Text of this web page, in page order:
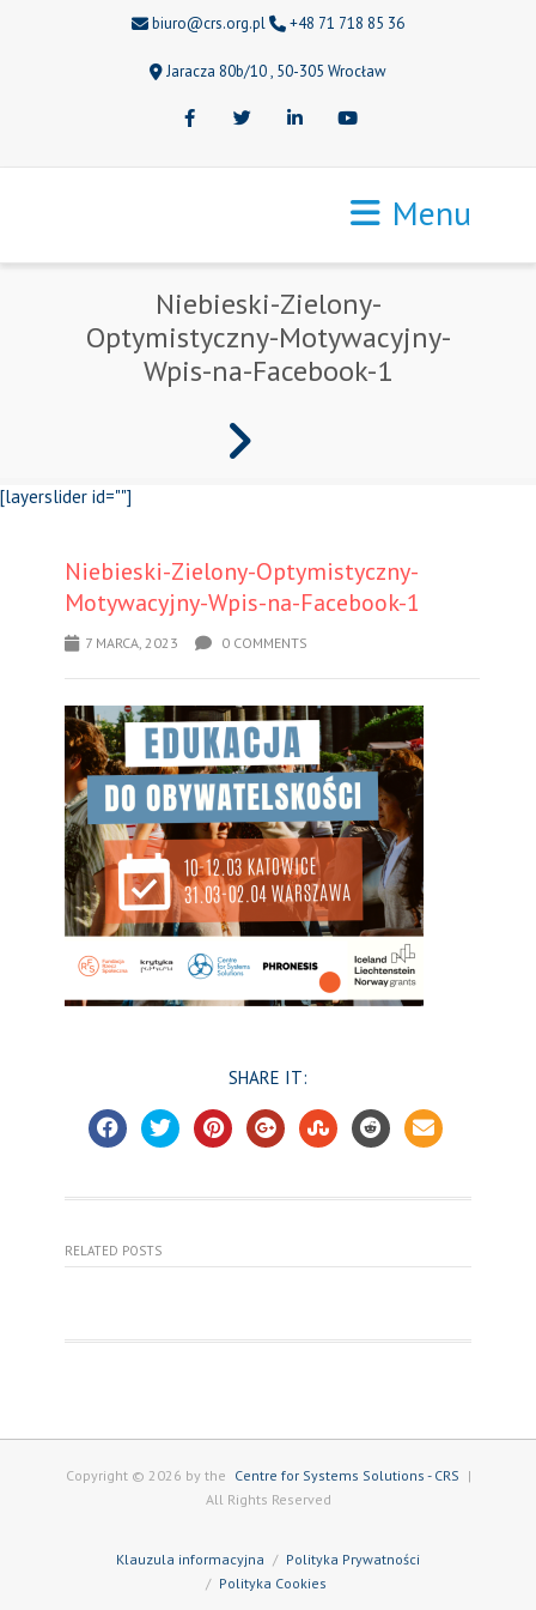
biuro@crs.org.pl +48 71 718 85 36
Jaracza 80b/10 , 50-305 Wrocław
FacebookTwitter LinkedInYoutube
Menu
Niebieski-Zielony-
Optymistyczny-Motywacyjny-
Wpis-na-Facebook-1
[layerslider id=""]
Niebieski-Zielony-Optymistyczny-
Motywacyjny-Wpis-na-Facebook-1
7 MARCA, 2023 0 COMMENTS
SHARE IT:
RELATED POSTS
Copyright © 2026 by the Centre for Systems Solutions - CRS |
All Rights Reserved
Klauzula informacyjna
Polityka Prywatności
Polityka Cookies